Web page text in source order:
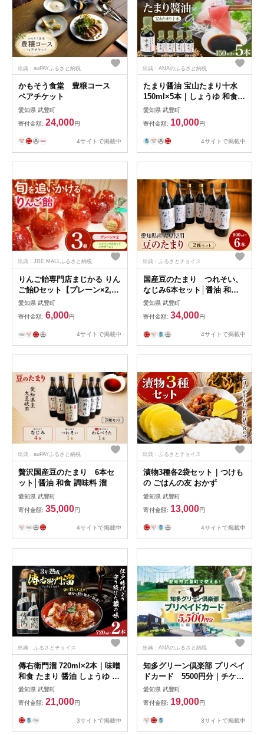
出典：auPAYふるさと納税
かもそう食堂 豊穣コース
ペアチケット
愛知県 武豊町
寄付金額: 24,000円
4サイトで掲載中
出典：ANAのふるさと納税
たまり醤油 宝山たまり十水
150ml×5本｜しょうゆ 和食
調味料
愛知県 武豊町
寄付金額: 10,000円
4サイトで掲載中
出典：JRE MALLふるさと納税
りんご飴専門店まじかる りん
ご飴Dセット【プレーン×2,シ
ャインマスカットパウダー
×1】│リンゴ 林檎 お祭り ス
イーツ りんごあめ リンゴア
メ
愛知県 武豊町
寄付金額: 6,000円
4サイトで掲載中
出典：ふるさとチョイス
国産豆のたまり つれそい、
なじみ6本セット│醤油 和食
調味料 溜
愛知県 武豊町
寄付金額: 34,000円
4サイトで掲載中
出典：auPAYふるさと納税
贅沢国産豆のたまり 6本セ
ット│醤油 和食 調味料 溜
愛知県 武豊町
寄付金額: 35,000円
4サイトで掲載中
出典：ふるさとチョイス
漬物3種各2袋セット｜つけも
の ごはんの友 おかず
愛知県 武豊町
寄付金額: 13,000円
4サイトで掲載中
出典：ふるさとチョイス
傳右衛門溜 720ml×2本｜味噌
和食 たまり 醤油 しょうゆ 調
味料
愛知県 武豊町
寄付金額: 21,000円
3サイトで掲載中
出典：ANAのふるさと納税
知多グリーン倶楽部 プリペイ
ドカード 5500円分｜チケッ
ト ゴルフ ゴルフ練習場 打ち
っぱなし
愛知県 武豊町
寄付金額: 19,000円
3サイトで掲載中